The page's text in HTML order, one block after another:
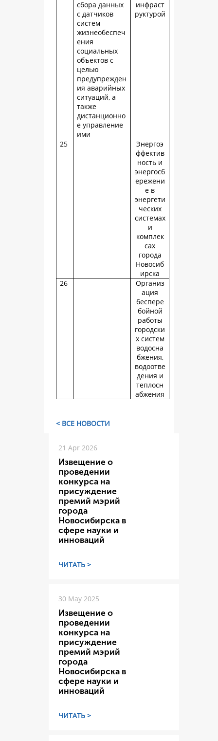
сбора данных
с датчиков
систем
жизнеобеспеч
ения
социальных
объектов с
целью
предупрежден
ия аварийных
ситуаций, а
также
дистанционно
е управление
ими
инфраст
руктурой
25
Энергоэ
ффектив
ность и
энергосб
ережени
е в
энергети
ческих
системах
и
комплек
сах
города
Новосиб
ирска
26
Организ
ация
беспере
бойной
работы
городски
х систем
водосна
бжения,
водоотве
дения и
теплосн
абжения
< ВСЕ НОВОСТИ
21 Apr 2026
Извещение о
проведении
конкурса на
присуждение
премий мэрий
города
Новосибирска в
сфере науки и
инноваций
ЧИТАТЬ >
30 May 2025
Извещение о
проведении
конкурса на
присуждение
премий мэрий
города
Новосибирска в
сфере науки и
инноваций
ЧИТАТЬ >